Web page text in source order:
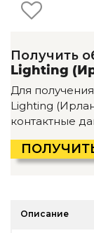
Детская мебель
Коллекции
ROOM — Modern
INTERRA — Soft
ARTOPIA — Mid-
DAYZ — Ethno
Все коллекции
Подбор,
По типу
Получить
Lighting
Для
Lighting
контактные
Описание